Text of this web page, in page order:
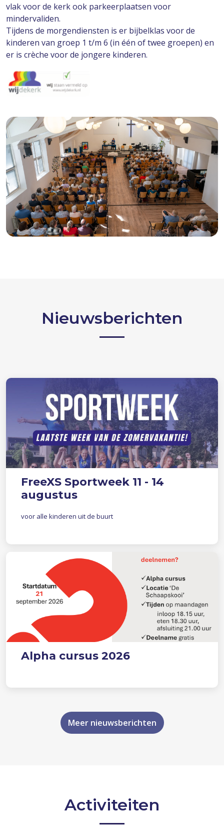
vlak voor de kerk ook parkeerplaatsen voor
mindervaliden.
Tijdens de morgendiensten is er bijbelklas voor de
kinderen van groep 1 t/m 6 (in één of twee groepen) en
er is crèche voor de jongere kinderen.
Nieuwsberichten
FreeXS Sportweek 11 - 14
augustus
voor alle kinderen uit de buurt
Alpha cursus 2026
Meer nieuwsberichten
Activiteiten